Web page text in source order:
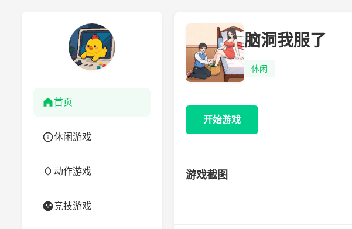
首页
休闲游戏
动作游戏
竞技游戏
脑洞我服了
休闲
开始游戏
游戏截图